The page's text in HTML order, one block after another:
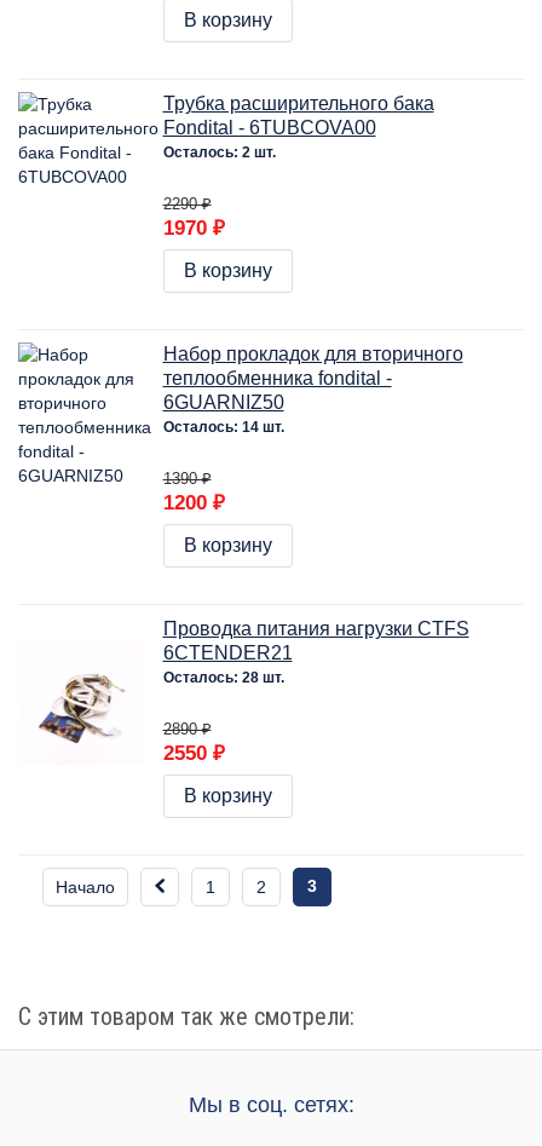
В корзину
Трубка расширительного бака
Fondital - 6TUBCOVA00
Осталось: 2 шт.
2290 ₽
1970 ₽
В корзину
Набор прокладок для вторичного
теплообменника fondital -
6GUARNIZ50
Осталось: 14 шт.
1390 ₽
1200 ₽
В корзину
Проводка питания нагрузки CTFS
6CTENDER21
Осталось: 28 шт.
2890 ₽
2550 ₽
В корзину
Начало 1 2 3
С этим товаром так же смотрели:
Мы в соц. сетях: